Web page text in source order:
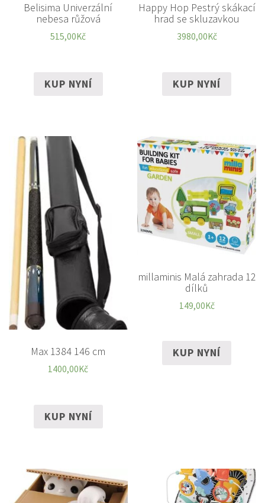
Belisima Univerzální
nebesa růžová
515,00Kč
KUP NYNÍ
Happy Hop Pestrý skákací
hrad se skluzavkou
3980,00Kč
KUP NYNÍ
Max 1384 146 cm
1400,00Kč
KUP NYNÍ
millaminis Malá zahrada 12
dílků
149,00Kč
KUP NYNÍ